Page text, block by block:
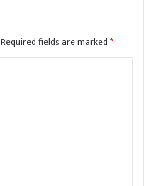
Required fields are marked*